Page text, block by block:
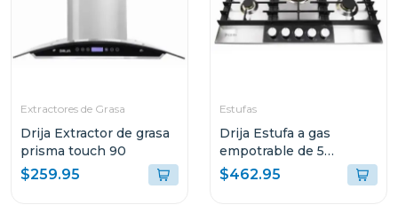
Extractores de Grasa
Drija Extractor de grasa
prisma touch 90
$259.95
Estufas
Drija Estufa a gas
empotrable de 5
quemadores livorno 90
professionale
$462.95